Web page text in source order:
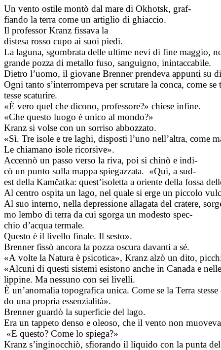
Un vento ostile montò dal mare di Okhotsk, graf­
fiando la terra come un artiglio di ghiaccio.
Il professor Kranz fissava la
distesa rosso cupo ai suoi piedi.
La laguna, sgombrata delle ultime nevi di fine maggio,
grande pozza di metallo fuso, san­guigno, inintaccabile.
Dietro l’uomo, il giovane Brenner prendeva appunti su
Ogni tanto s’interrompeva per scrutare la conca, come
tesse scaturire.
«È vero quel che dicono, professore?» chiese infine.
«Che questo luogo è unico al mondo?»
Kranz si volse con un sorriso abbozzato.
«Sì. Tre isole e tre laghi, disposti l’uno nell’altra, come
Le chiamano isole ri­corsive».
Accennò un passo verso la riva, poi si chinò e indi­
cò un punto sulla mappa spiegazzata. «Qui, a sud-
est della Kamčatka: quest’isoletta a oriente della fossa
Al centro ospita un lago, nel quale si erge un piccolo
Al suo interno, nella depressione allagata del cratere,
mo lembo di terra da cui sgorga un modesto spec­
chio d’acqua termale.
Questo è il livello finale. Il sesto».
Brenner fissò ancora la pozza oscura davanti a sé.
«A volte la Natura è psicotica», Kranz alzò un dito,
«Alcuni di questi sistemi esistono anche in Canada e
lippine. Ma nessuno con sei livelli.
È un’anomalia topografica unica. Come se la Terra
do una propria essenzialità».
Brenner guardò la superficie del lago.
Era un tappeto denso e oleoso, che il vento non
«E questo? Come lo spiega?»
Kranz s’inginocchiò, sfiorando il liquido con la punta